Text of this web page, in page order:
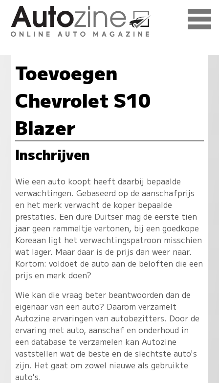
Toevoegen
Chevrolet S10
Blazer
Inschrijven
Wie een auto koopt heeft daarbij bepaalde
verwachtingen. Gebaseerd op de aanschafprijs
en het merk verwacht de koper bepaalde
prestaties. Een dure Duitser mag de eerste tien
jaar geen rammeltje vertonen, bij een goedkope
Koreaan ligt het verwachtingspatroon misschien
wat lager. Maar daar is de prijs dan weer naar.
Kortom: voldoet de auto aan de beloften die een
prijs en merk doen?
Wie kan die vraag beter beantwoorden dan de
eigenaar van een auto? Daarom verzamelt
Autozine ervaringen van autobezitters. Door de
ervaring met auto, aanschaf en onderhoud in
een database te verzamelen kan Autozine
vaststellen wat de beste en de slechtste auto's
zijn. Het gaat om zowel nieuwe als gebruikte
auto's.